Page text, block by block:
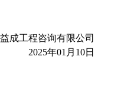
成工程咨询有限公司
2025年01月10日